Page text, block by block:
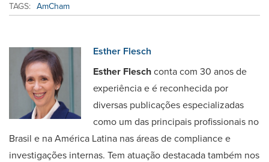
TAGS: AmCham
Esther Flesch
Esther Flesch conta com 30 anos de
experiência e é reconhecida por
diversas publicações especializadas
como um das principais profissionais no
Brasil e na América Latina nas áreas de compliance e
investigações internas. Tem atuação destacada também nos